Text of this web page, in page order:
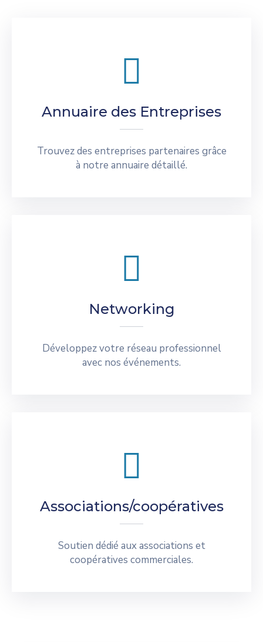
Annuaire des Entreprises
Trouvez des entreprises partenaires grâce
à notre annuaire détaillé.
Networking
Développez votre réseau professionnel
avec nos événements.
Associations/coopératives
Soutien dédié aux associations et
coopératives commerciales.